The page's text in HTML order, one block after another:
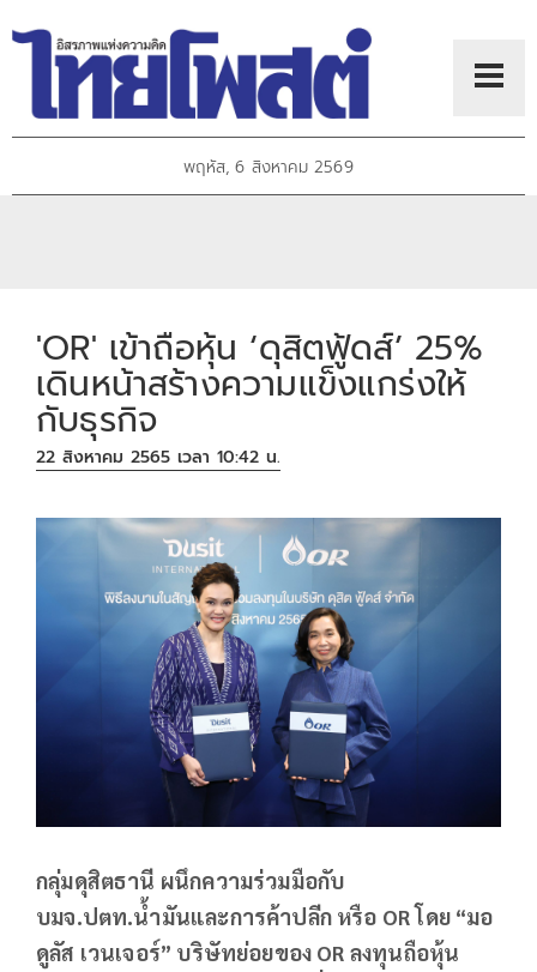
พฤหัส, 6 สิงหาคม 2569
'OR' เข้าถือหุ้น ‘ดุสิตฟู้ดส์’ 25%
เดินหน้าสร้างความแข็งแกร่งให้
กับธุรกิจ
22 สิงหาคม 2565 เวลา 10:42 น.
กลุ่มดุสิตธานี ผนึกความร่วมมือกับ
บมจ.ปตท.น้ำมันและการค้าปลีก หรือ OR โดย “มอ
ดูลัส เวนเจอร์” บริษัทย่อยของ OR ลงทุนถือหุ้น